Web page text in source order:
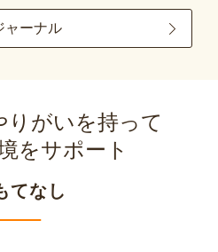
ャーナル
りがいを持って
をサポート
てなし